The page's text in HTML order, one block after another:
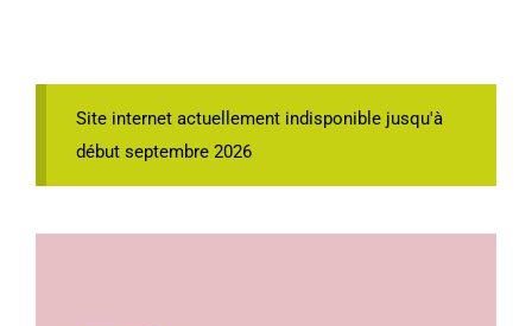
Site internet actuellement indisponible jusqu'à
début septembre 2026